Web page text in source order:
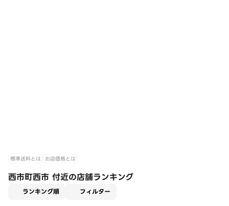
標準送料とは お店価格とは
西市町西市 付近の店舗ランキング
ランキング順 フィルター